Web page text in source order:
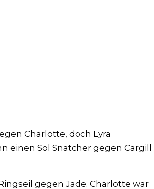
Charlotte, doch Lyra
einen Sol Snatcher gegen Cargill
gegen Jade. Charlotte war